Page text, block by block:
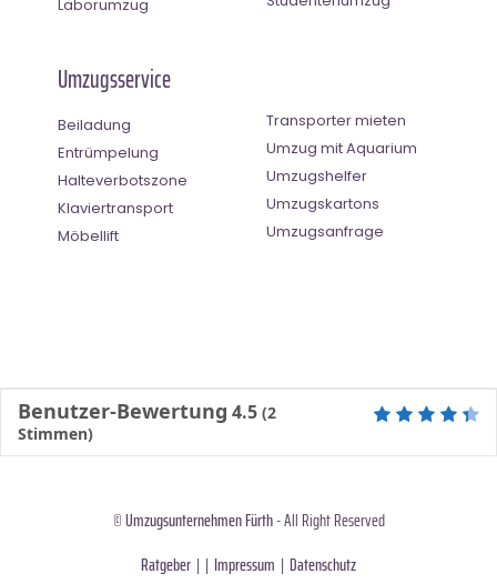
Laborumzug
Umzugsservice
Beiladung
Entrümpelung
Halteverbotszone
Klaviertransport
Möbellift
Transporter mieten
Umzug mit Aquarium
Umzugshelfer
Umzugskartons
Umzugsanfrage
Benutzer-Bewertung 4.5 (2
Stimmen)
©Umzugsunternehmen Fürth- All Right Reserved
Ratgeber | | Impressum | Datenschutz